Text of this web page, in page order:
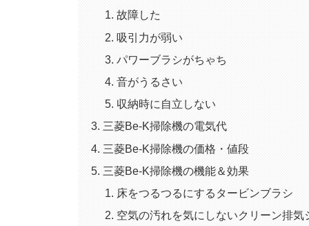
故障した
吸引力が弱い
パワーブラシがちゃち
音がうるさい
収納時に自立しない
三菱Be-K掃除機の電気代
三菱Be-K掃除機の価格・値段
三菱Be-K掃除機の機能＆効果
床をつるつるにするタービンブラシ
空気の汚れを気にしないクリーン排気